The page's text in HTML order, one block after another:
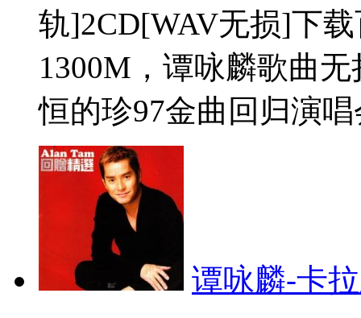
轨]2CD[WAV无损]下
1300M，谭咏麟歌曲
恒的珍97金曲回归演
谭咏麟-卡